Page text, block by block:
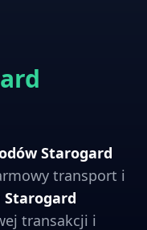
Starogard
transport i
Starogard
transakcji i